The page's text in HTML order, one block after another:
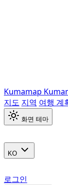
Kumamap
지도 지역 여행 계
화면 테마
KO
로그인